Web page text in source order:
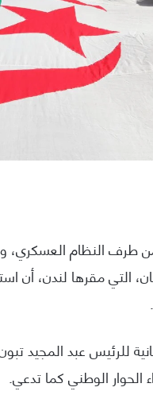
طرف النظام
التي مقرها لندن، أن
للرئيس عبد
الحوار الوطني كما تدعي.